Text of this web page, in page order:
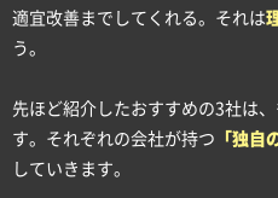
適宜改善までしてくれる。それは
う。
先ほど紹介したおすすめの3社は
す。それぞれの会社が持つ 「独
していきます。